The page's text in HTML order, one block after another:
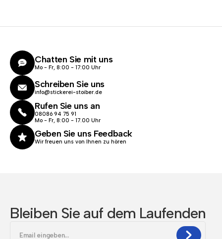
Chatten Sie mit uns
Mo - Fr, 8:00 - 17:00 Uhr
Schreiben Sie uns
info@stickerei-stoiber.de
Rufen Sie uns an
08086 94 75 91
Mo - Fr, 8:00 - 17.00 Uhr
Geben Sie uns Feedback
Wir freuen uns von Ihnen zu hören
Bleiben Sie auf dem Laufenden